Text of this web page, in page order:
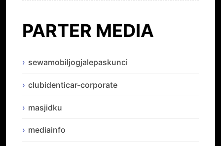
PARTER MEDIA
sewamobiljogjalepaskunci
clubidenticar-corporate
masjidku
mediainfo